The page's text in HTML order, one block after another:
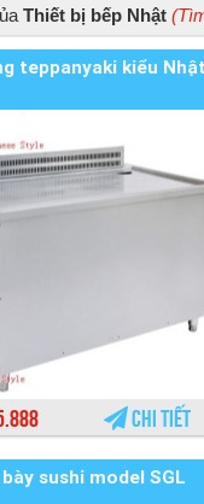
Thiết bị bếp Nhật
teppanyaki kiểu Nhật
Chi tiết
sushi model SGL